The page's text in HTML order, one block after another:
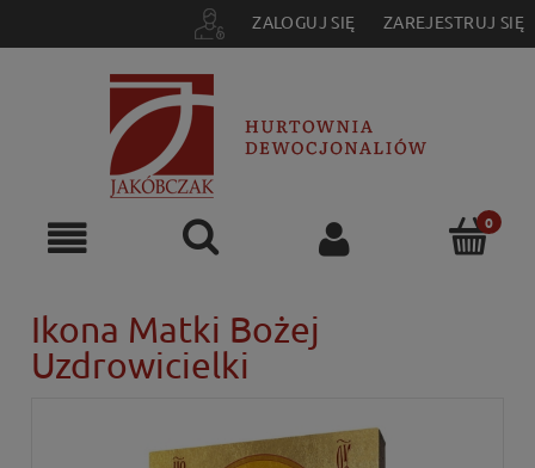
ZALOGUJ SIĘ ZAREJESTRUJ SIĘ
Ikona Matki Bożej
Uzdrowicielki